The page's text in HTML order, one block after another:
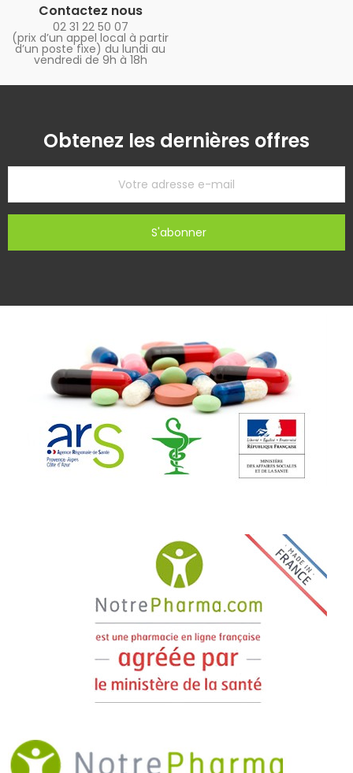
Contactez nous
02 31 22 50 07
(prix d’un appel local à partir
d’un poste fixe) du lundi au
vendredi de 9h à 18h
Obtenez les dernières offres
S'abonner